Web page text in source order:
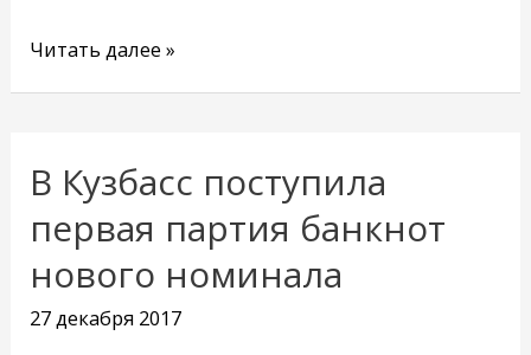
Читать далее »
В Кузбасс поступила
первая партия банкнот
нового номинала
27 декабря 2017
В
Кузбасс
поступила
первая
партия